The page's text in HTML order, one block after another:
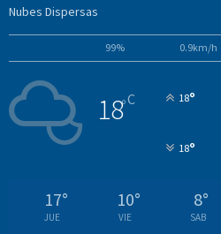
Nubes Dispersas
99% 0.9km/h
18°C 18°
18°
17°
JUE
10°
VIE
8°
SAB